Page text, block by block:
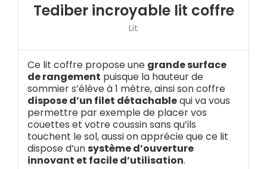
Tediber incroyable lit coffre
Lit
Ce lit coffre propose une grande surface
de rangement puisque la hauteur de
sommier s’élève à 1 mètre, ainsi son coffre
dispose d’un filet détachablequi va vous
permettre par exemple de placer vos
couettes et votre coussin sans qu’ils
touchent le sol, aussi on apprécie que ce lit
dispose d’unsystème d’ouverture
innovant et facile d’utilisation.